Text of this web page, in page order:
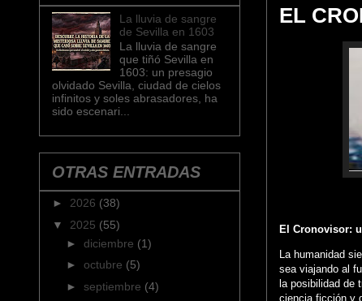
EL
El Cronovisor:
La humanidad
sea viajando al
la posibilidad de
ciencia ficción y
La lluvia de sangre
de Sevilla en 1603
La lluvia de sangre
que tiñó Sevilla en
1603: un presagio
olvidado Sevilla, ciudad de cielos
infinitos y soles abrasadores, ha
sido escenari...
OTRAS ENTRADAS
► 2026 (38)
▼ 2025 (55)
► diciembre (1)
► octubre (5)
► septiembre (4)